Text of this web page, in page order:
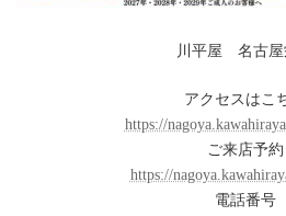
川平屋 名古屋
アクセスはこ
https://
ご来店予約
https://
電話番号